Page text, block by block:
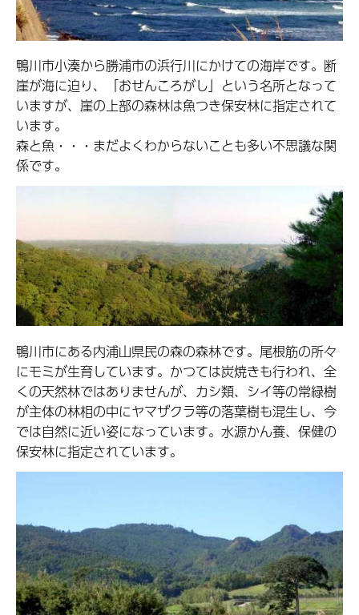
鴨川市小湊から勝浦市の浜行川にかけての海岸です。断
崖が海に迫り、「おせんころがし」という名所となって
いますが、崖の上部の森林は魚つき保安林に指定されて
います。
森と魚・・・まだよくわからないことも多い不思議な関
係です。
鴨川市にある内浦山県民の森の森林です。尾根筋の所々
にモミが生育しています。かつては炭焼きも行われ、全
くの天然林ではありませんが、カシ類、シイ等の常緑樹
が主体の林相の中にヤマザクラ等の落葉樹も混生し、今
では自然に近い姿になっています。水源かん養、保健の
保安林に指定されています。